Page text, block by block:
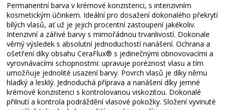
Permanentní barva v krémové konzistenci, s intenzivním
kosmetickým účinkem. Ideální pro dosažení dokonalého překrytí
bílých vlasů, ať už je jejich procentní zastoupení jakékoliv.
Intenzivní a zářivé barvy s mimořádnou trvanlivostí. Dokonale
věrný výsledek s absolutní jednoduchostí nanášení. Ochrana a
ošetření díky obsahu CeraFlux® s jedinečnými obnovovacími a
vyrovnávacími schopnostmi: upravuje poréznost vlasu a tím
umožňuje jednolité usazení barvy. Povrch vlasů je díky němu
hladký a lesklý. Jednoduchá příprava a nanášení díky jemné
krémové konzistenci s kontrolovanou viskozitou. Dokonalé
přilnutí a kontrola podráždění vlasové pokožky. Složení vyvinuté